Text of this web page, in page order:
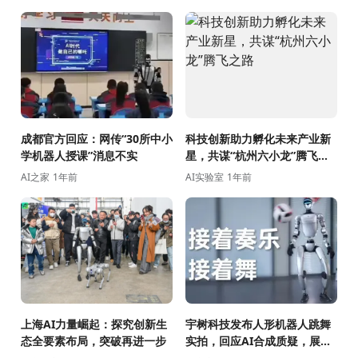
成都官方回应：网传“30所中小
学机器人授课”消息不实
AI之家 1年前
科技创新助力孵化未来产业新
星，共谋“杭州六小龙”腾飞之
路
AI实验室 1年前
上海AI力量崛起：探究创新生
态全要素布局，突破再进一步
宇树科技发布人形机器人跳舞
实拍，回应AI合成质疑，展示